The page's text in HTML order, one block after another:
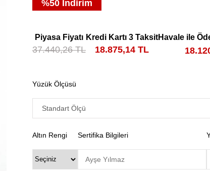
%50 İndirim
Piyasa Fiyatı
37.440,26 TL
Kredi Kartı 3 Taksit
18.875,14 TL
Havale ile
Yüzük Ölçüsü
Altın Rengi Sertifika Bilgileri